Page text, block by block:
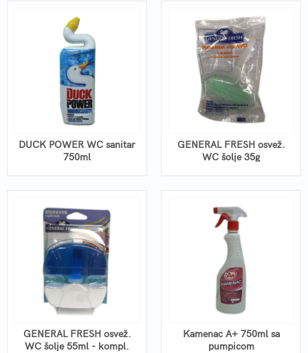
DUCK POWER WC sanitar
750ml
GENERAL FRESH osvež.
WC šolje 35g
GENERAL FRESH osvež.
WC šolje 55ml - kompl.
Kamenac A+ 750ml sa
pumpicom